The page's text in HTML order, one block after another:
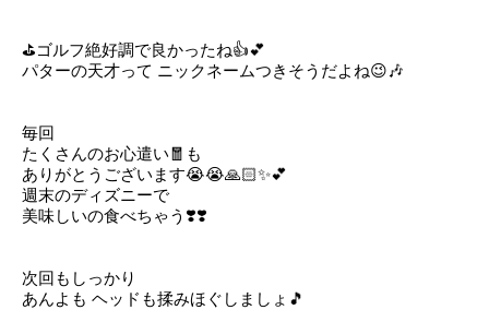
⛳ゴルフ絶好調で良かったね👍💕
パターの天才って ニックネームつきそうだよね😉🎶
毎回
たくさんのお心遣い🧧も
ありがとうございます😭😭🙏🏻✨💕
週末のディズニーで
美味しいの食べちゃう❣️❣️
次回もしっかり
あんよも ヘッドも揉みほぐしましょ🎵